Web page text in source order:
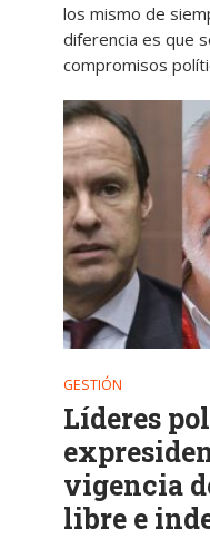
los mismo de
diferencia es que
compromisos
GESTIÓN
Líderes
vigencia
libre e